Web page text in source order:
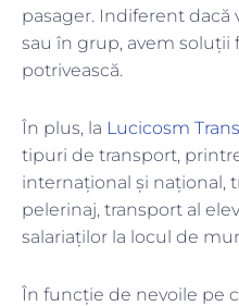
pasager. Indiferent dacă
sau în grup, avem soluții
potrivească.
În plus, la Lucicosm
tipuri de transport,
internațional și național,
pelerinaj, transport al
salariaților la locul de
În funcție de nevoile pe